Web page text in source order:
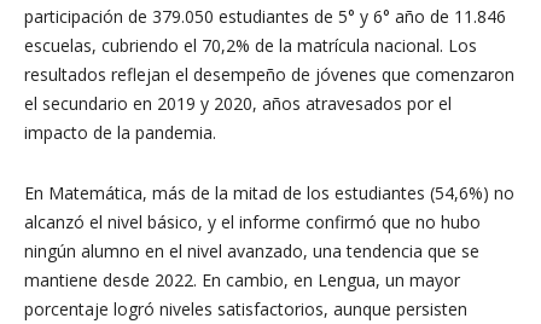
participación de 379.050 estudiantes de 5° y 6° año de 11.846
escuelas, cubriendo el 70,2% de la matrícula nacional. Los
resultados reflejan el desempeño de jóvenes que comenzaron
el secundario en 2019 y 2020, años atravesados por el
impacto de la pandemia.
En Matemática, más de la mitad de los estudiantes (54,6%) no
alcanzó el nivel básico, y el informe confirmó que no hubo
ningún alumno en el nivel avanzado, una tendencia que se
mantiene desde 2022. En cambio, en Lengua, un mayor
porcentaje logró niveles satisfactorios, aunque persisten